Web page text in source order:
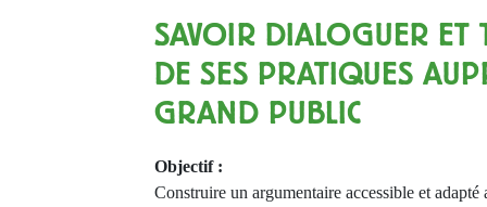
SAVOIR DIALOGUER ET
DE SES PRATIQUES
GRAND PUBLIC
Objectif :
Construire un argumentaire accessible et